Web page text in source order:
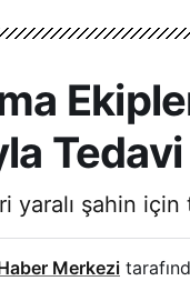
yaralı şahin
Merkezi